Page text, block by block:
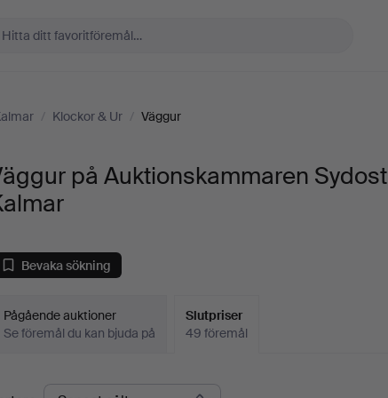
/ Klockor & Ur / Väggur
på Auktionskammaren Sydost
Bevaka sökning
Pågående auktioner
Se föremål du kan bjuda på
Slutpriser
49 föremål
Slutpriser